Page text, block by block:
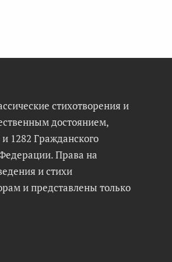
стихотворения и
достоянием,
и 1282 Гражданского
Права на
и стихи
и представлены только